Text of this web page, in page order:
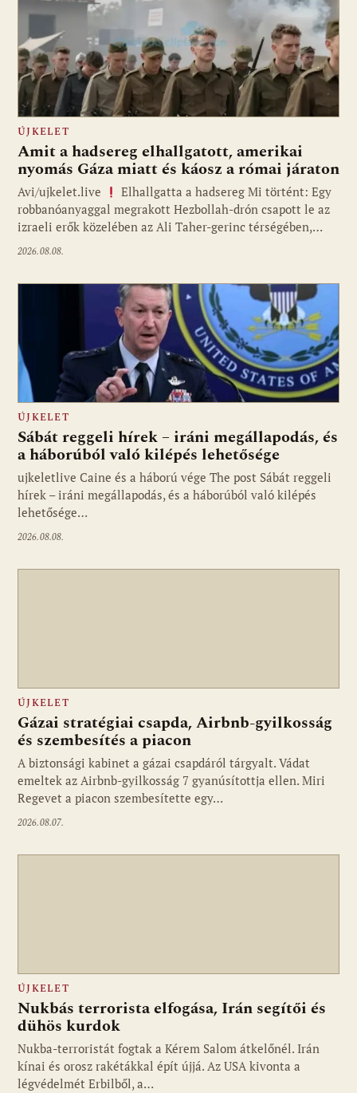
ÚJKELET
Amit a hadsereg elhallgatott, amerikai
nyomás Gáza miatt és káosz a római járaton
Avi/ujkelet.live
Elhallgatta a hadsereg Mi történt: Egy
robbanóanyaggal megrakott Hezbollah-drón csapott le az
izraeli erők közelében az Ali Taher-gerinc térségében,…
2026.08.08.
Fotó: ujkelet.live
ÚJKELET
Sábát reggeli hírek – iráni megállapodás, és
a háborúból való kilépés lehetősége
ujkeletlive Caine és a háború vége The post Sábát reggeli
hírek – iráni megállapodás, és a háborúból való kilépés
lehetősége…
2026.08.08.
ÚJKELET
Gázai stratégiai csapda, Airbnb-gyilkosság
és szembesítés a piacon
A biztonsági kabinet a gázai csapdáról tárgyalt. Vádat
emeltek az Airbnb-gyilkosság 7 gyanúsítottja ellen. Miri
Regevet a piacon szembesítette egy…
2026.08.07.
ÚJKELET
Nukbás terrorista elfogása, Irán segítői és
dühös kurdok
Nukba-terroristát fogtak a Kérem Salom átkelőnél. Irán
kínai és orosz rakétákkal épít újjá. Az USA kivonta a
légvédelmét Erbilből, a…